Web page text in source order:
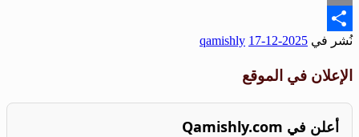
Email
Share
نُشر في 2025-12-17
qamishly
الإعلان في الموقع
أعلن في Qamishly.com